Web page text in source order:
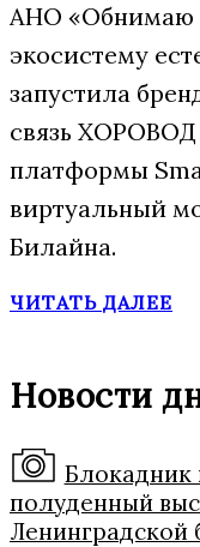
АНО «Обнимаю
экосистему
запустила
связь ХОРОВОД
платформы
виртуальный
Билайна.
ЧИТАТЬ ДАЛЕЕ
Новости
полуденный
Ленинградской